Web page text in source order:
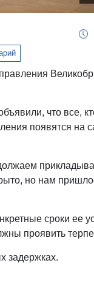
что все,
появятся на
но нам
сроки ее
проявить
задержках.